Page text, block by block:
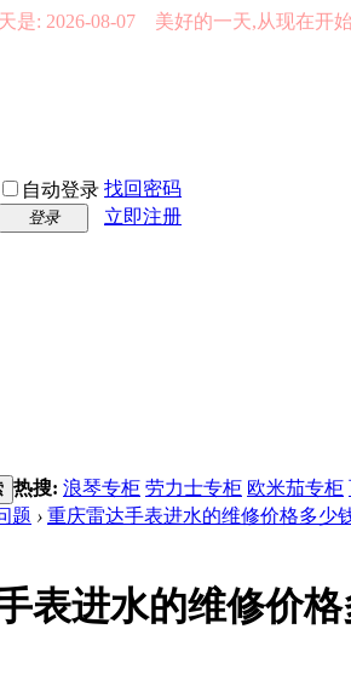
是: 2026-08-07 美好的一天,从现在开
自动登录 找回密码
登录
立即注册
热搜: 浪琴专柜 劳力士专柜 欧米茄专柜
题 › 重庆雷达手表进水的维修价格多少
表进水的维修价